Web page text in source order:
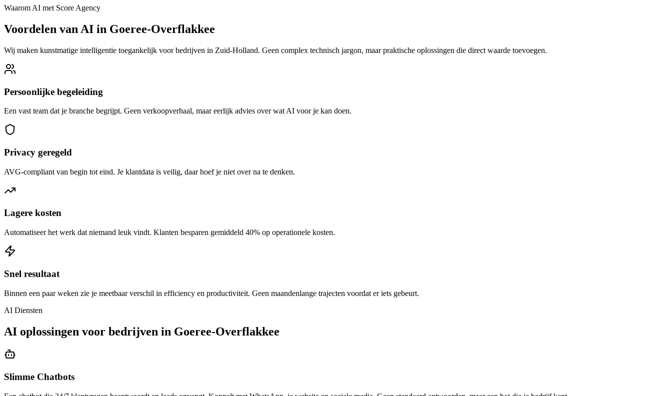
Waarom AI met Score Agency
Voordelen van AI in Goeree-Overflakkee
Wij maken kunstmatige intelligentie toegankelijk voor bedrijven in Zuid-Holland. Geen complex technisch jargon, maar praktische oplossingen die direct waarde toevoegen.
Persoonlijke begeleiding
Een vast team dat je branche begrijpt. Geen verkoopverhaal, maar eerlijk advies over wat AI voor je kan doen.
Privacy geregeld
AVG-compliant van begin tot eind. Je klantdata is veilig, daar hoef je niet over na te denken.
Lagere kosten
Automatiseer het werk dat niemand leuk vindt. Klanten besparen gemiddeld 40% op operationele kosten.
Snel resultaat
Binnen een paar weken zie je meetbaar verschil in efficiency en productiviteit. Geen maandenlange trajecten voordat er iets gebeurt.
AI Diensten
AI oplossingen voor bedrijven in Goeree-Overflakkee
Slimme Chatbots